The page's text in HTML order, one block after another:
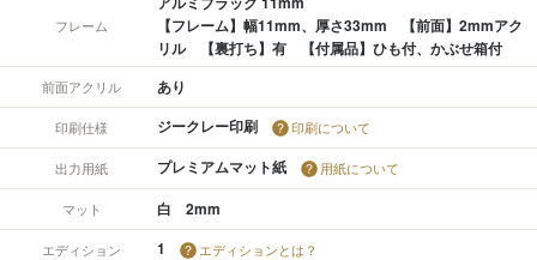
フレーム
【フレーム】幅11mm、厚さ33mm 【前面】2mmアク
リル 【裏打ち】有 【付属品】ひも付、かぶせ箱付
前面アクリル あり
印刷仕様 ジークレー印刷 印刷について
出力用紙 プレミアムマット紙 用紙について
マット 白 2mm
エディション 1 エディションとは？